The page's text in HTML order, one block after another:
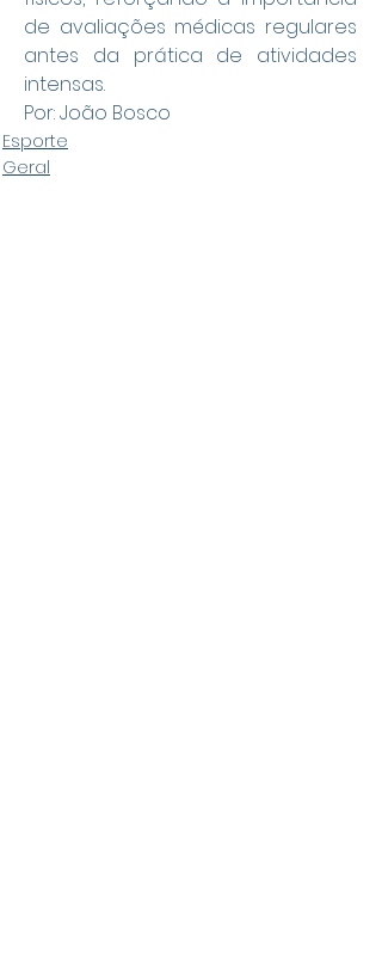
de avaliações médicas regulares
antes da prática de atividades
intensas.
Por: João Bosco
Esporte
Geral